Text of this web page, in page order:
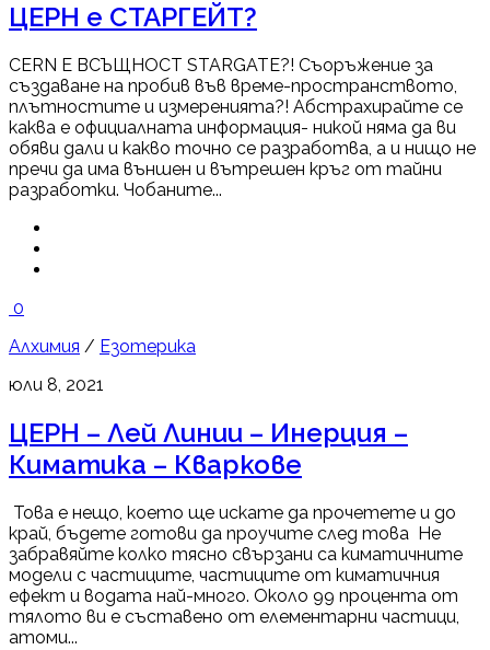
ЦЕРН е СТАРГЕЙТ?
CERN Е ВСЪЩНОСТ STARGATE?! Съоръжение за
създаване на пробив във време-пространството,
плътностите и измеренията?! Абстрахирайте се
каква е официалната информация- никой няма да ви
обяви дали и какво точно се разработва, а и нищо не
пречи да има външен и вътрешен кръг от тайни
разработки. Чобаните...
0
Алхимия / Езотерика
юли 8, 2021
ЦЕРН – Лей Линии – Инерция –
Киматика – Кваркове
Това е нещо, което ще искате да прочетете и до
край, бъдете готови да проучите след това Не
забравяйте колко тясно свързани са киматичните
модели с частиците, частиците от киматичния
ефект и водата най-много. Около 99 процента от
тялото ви е съставено от елементарни частици,
атоми...